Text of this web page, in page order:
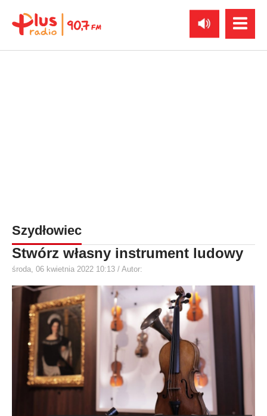
Szydłowiec
Stwórz własny instrument ludowy
środa, 06 kwietnia 2022 10:13 / Autor: